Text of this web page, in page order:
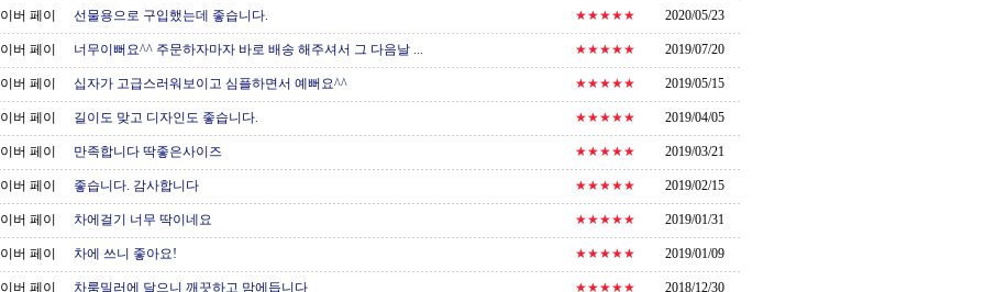
버 페이 선물용으로 구입했는데 좋습니다. ★★★★★ 2020/05/23
버 페이 너무이뻐요^^ 주문하자마자 바로 배송 해주셔서 그 다음날 ... ★★★★★ 2019/07/20
버 페이 십자가 고급스러워보이고 심플하면서 예뻐요^^ ★★★★★ 2019/05/15
버 페이 길이도 맞고 디자인도 좋습니다. ★★★★★ 2019/04/05
버 페이 만족합니다 딱좋은사이즈 ★★★★★ 2019/03/21
버 페이 좋습니다. 감사합니다 ★★★★★ 2019/02/15
버 페이 차에걸기 너무 딱이네요 ★★★★★ 2019/01/31
버 페이 차에 쓰니 좋아요! ★★★★★ 2019/01/09
버 페이 차룸밀러에 달으니 깨끗하고 맘에듭니다 ★★★★★ 2018/12/30